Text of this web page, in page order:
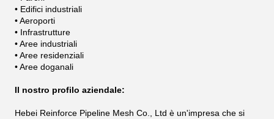
• Edifici industriali
• Aeroporti
• Infrastrutture
• Aree industriali
• Aree residenziali
• Aree doganali
Il nostro profilo aziendale:
Hebei Reinforce Pipeline Mesh Co., Ltd è un'impresa che si